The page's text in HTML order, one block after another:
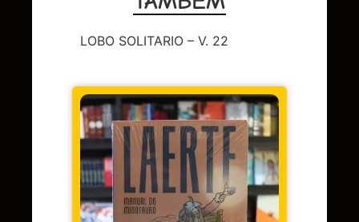
LOBO SOLITARIO – V. 22